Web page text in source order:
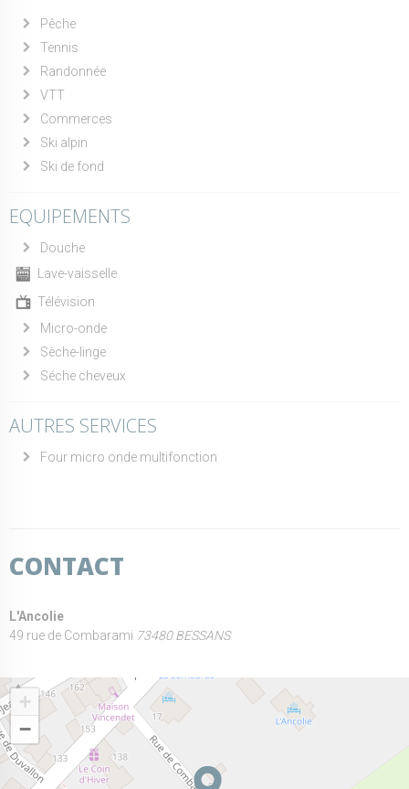
Pêche
Tennis
Randonnée
VTT
Commerces
Ski alpin
Ski de fond
EQUIPEMENTS
Douche
Lave-vaisselle
Télévision
Micro-onde
Sèche-linge
Séche cheveux
AUTRES SERVICES
Four micro onde multifonction
CONTACT
L'Ancolie
49 rue de Combarami 73480 BESSANS
+
−